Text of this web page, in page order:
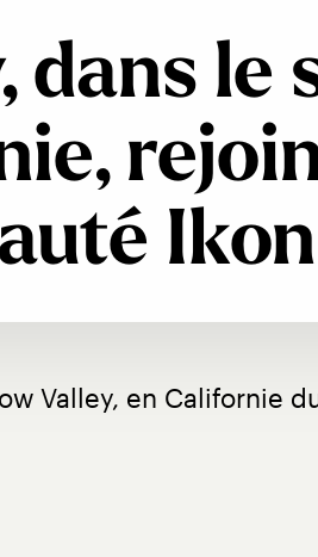
dans le
Ikon
Valley, en Californie